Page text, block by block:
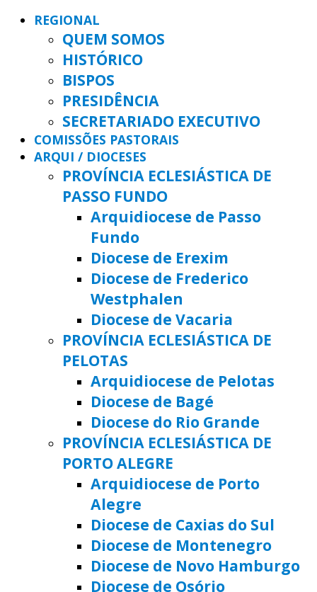
REGIONAL
QUEM SOMOS
HISTÓRICO
BISPOS
PRESIDÊNCIA
SECRETARIADO EXECUTIVO
COMISSÕES PASTORAIS
ARQUI / DIOCESES
PROVÍNCIA ECLESIÁSTICA DE
PASSO FUNDO
Arquidiocese de Passo
Fundo
Diocese de Erexim
Diocese de Frederico
Westphalen
Diocese de Vacaria
PROVÍNCIA ECLESIÁSTICA DE
PELOTAS
Arquidiocese de Pelotas
Diocese de Bagé
Diocese do Rio Grande
PROVÍNCIA ECLESIÁSTICA DE
PORTO ALEGRE
Arquidiocese de Porto
Alegre
Diocese de Caxias do Sul
Diocese de Montenegro
Diocese de Novo Hamburgo
Diocese de Osório